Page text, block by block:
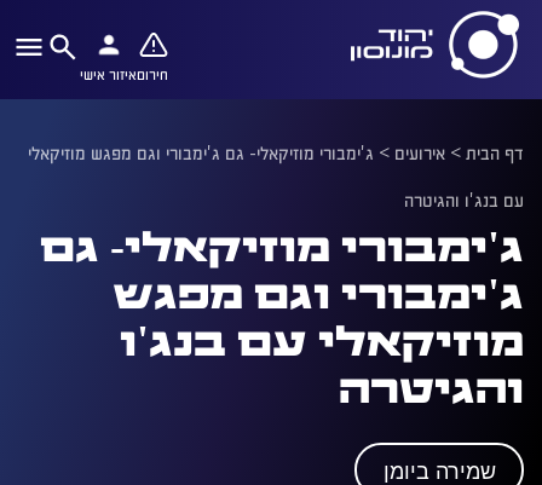
חירוםאיזור אישי
דף הבית> אירועים > ג'ימבורי מוזיקאלי- גם ג'ימבורי וגם מפגש מוזיקאלי
עם בנג'ו והגיטרה
ג'ימבורי מוזיקאלי- גם
ג'ימבורי וגם מפגש
מוזיקאלי עם בנג'ו
והגיטרה
שמירה ביומן